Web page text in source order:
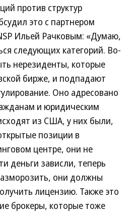
против структур
это с партнером
Ильей Рачковым: «Думаю,
следующих категорий. Во-
нерезиденты, которые
бирже, и подпадают
Оно адресовано
и юридическим
из США, у них были,
позиции в
центре, они не
деньги зависли, теперь
они должны
лицензию. Также это
брокеры, которые тоже